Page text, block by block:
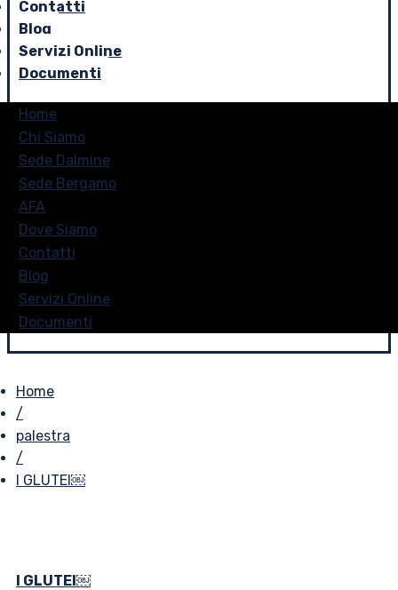
Contatti
Blog
Servizi Online
Documenti
Home
Chi Siamo
Sede Dalmine
Sede Bergamo
AFA
Dove Siamo
Contatti
Blog
Servizi Online
Documenti
Home
/
palestra
/
I GLUTEI￼
I GLUTEI￼